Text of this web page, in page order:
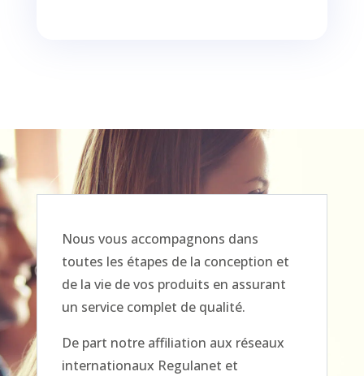
Nous vous accompagnons dans
toutes les étapes de la conception et
de la vie de vos produits en assurant
un service complet de qualité.
De part notre affiliation aux réseaux
internationaux Regulanet et